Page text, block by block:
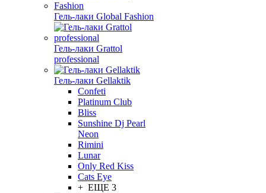
Гель-лаки Global Fashion
Гель-лаки Grattol
professional
Гель-лаки Gellaktik
Confeti
Platinum Club
Bliss
Sunshine Dj Pearl
Neon
Rimini
Lunar
Only Red Kiss
Cats Eye
+ ЕЩЕ 3